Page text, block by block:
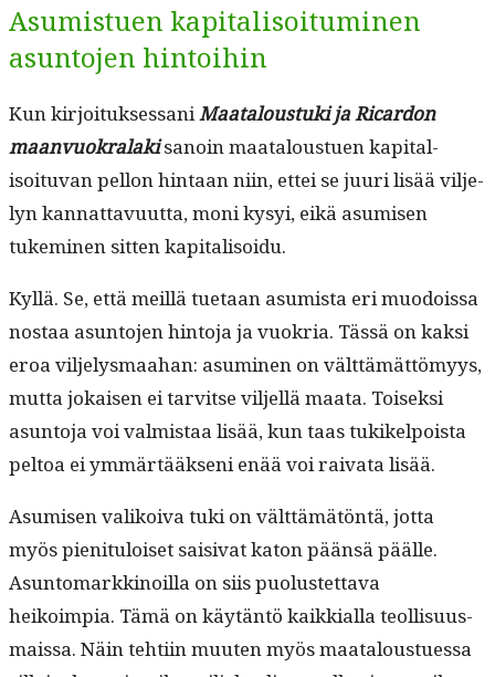
Asumistuen kapitalisoituminen
asuntojen hintoihin
Kun kir­joituk­ses­saniMaat­alous­tu­ki ja Ricar­don
maan­vuokrala­ki sanoin maat­aloustuen kap­i­tal­
isoitu­van pel­lon hin­taan niin, ettei se juuri lisää vil­je­
lyn kan­nat­tavu­ut­ta, moni kysyi, eikä asumisen
tukem­i­nen sit­ten kapitalisoidu.
Kyl­lä. Se, että meil­lä tue­taan asum­ista eri muodois­sa
nos­taa asun­to­jen hin­to­ja ja vuokria. Tässä on kak­si
eroa vil­jelysmaa­han: asum­i­nen on vält­tämät­tömyys,
mut­ta jokaisen ei tarvitse vil­jel­lä maa­ta. Toisek­si
asun­to­ja voi valmis­taa lisää, kun taas tukikelpoista
pel­toa ei ymmärtääk­seni enää voi rai­va­ta lisää.
Asumisen valikoi­va tuki on vält­tämätön­tä, jot­ta
myös pien­i­t­u­loiset saisi­vat katon pään­sä päälle.
Asun­tomarkki­noil­la on siis puo­lus­tet­ta­va
heikoimpia. Tämä on käytän­tö kaikkial­la teol­lisu­us­
mais­sa. Näin tehti­in muuten myös maat­aloustues­sa